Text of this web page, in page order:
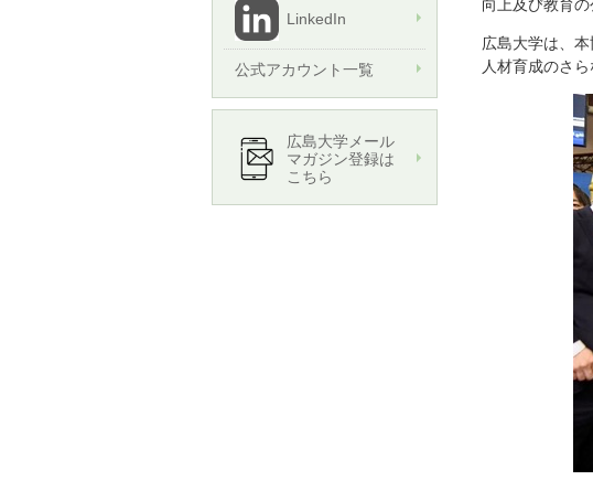
向上及び教育
広島大学は、
人材育成のさ
LinkedIn
公式アカウント一覧
広島大学メール
マガジン登録は
こちら